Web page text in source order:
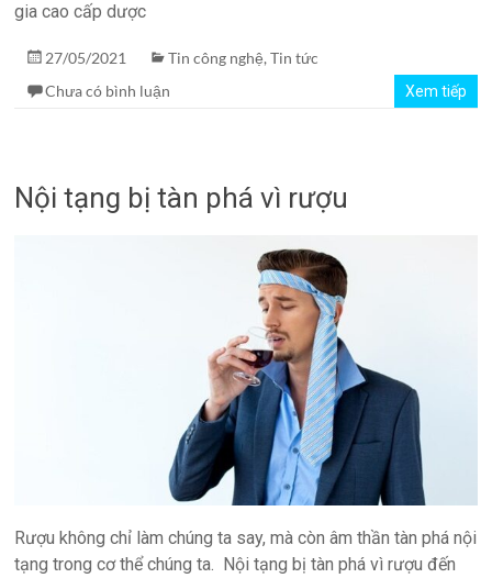
gia cao cấp dược
27/05/2021 Tin công nghệ,Tin tức
Chưa có bình luận
Xem tiếp
Nội tạng bị tàn phá vì rượu
Rượu không chỉ làm chúng ta say, mà còn âm thần tàn phá nội
tạng trong cơ thể chúng ta. Nội tạng bị tàn phá vì rượu đến